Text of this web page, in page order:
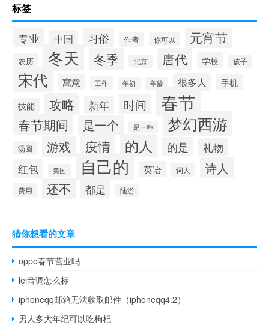
标签
专业 中国 习俗 作者 你可以 元宵节
农历 冬天 冬季 北京 唐代 学校 孩子
宋代 寓意 工作 年初 年龄 很多人 手机
技能 攻略 新年 时间 春节
春节期间 是一个 是一种 梦幻西游
汤圆 游戏 疫情 的人 的是
礼物
红包
美国 自己的 英语 词人 诗人
费用 还不 都是 陆游
猜你想看的文章
oppo春节营业吗
lei音调怎么标
iphoneqq邮箱无法收取邮件（iphoneqq4.2）
男人多大年纪可以吃枸杞